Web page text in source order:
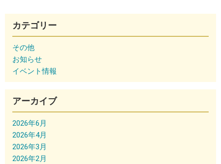
カテゴリー
その他
お知らせ
イベント情報
アーカイブ
2026年6月
2026年4月
2026年3月
2026年2月